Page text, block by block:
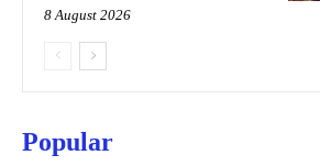
8 August 2026
Popular